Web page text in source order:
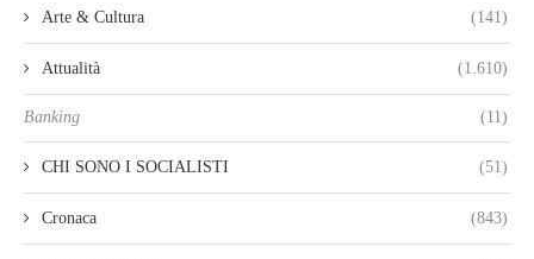
Arte & Cultura (141)
Attualità (1.610)
Banking (11)
CHI SONO I SOCIALISTI (51)
Cronaca (843)